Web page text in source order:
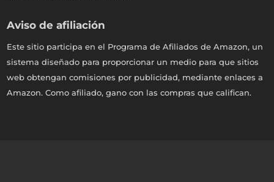
Aviso de afiliación
Este sitio participa en el Programa de Afiliados de Amazon, un
sistema diseñado para proporcionar un medio para que sitios
web obtengan comisiones por publicidad, mediante enlaces a
Amazon. Como afiliado, gano con las compras que califican.